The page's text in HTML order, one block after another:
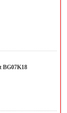
BG07K18